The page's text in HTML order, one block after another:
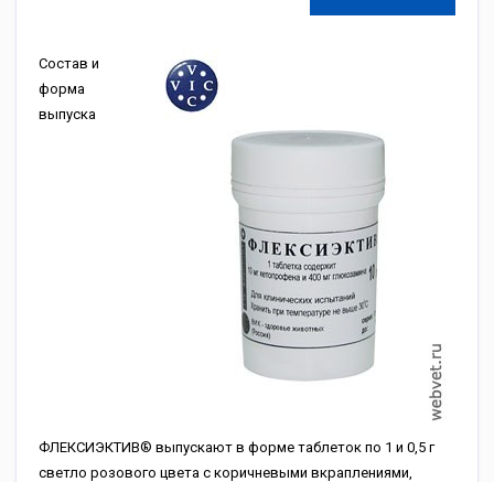
Состав и
форма
выпуска
ФЛЕКСИЭКТИВ® выпускают в форме таблеток по 1 и 0,5 г
светло розового цвета с коричневыми вкраплениями,